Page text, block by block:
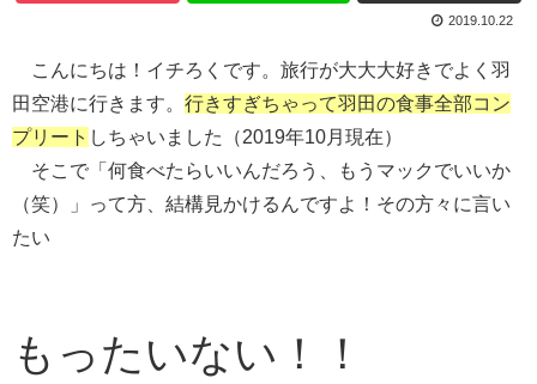
2019.10.22
こんにちは！イチろくです。旅行が大大大好きでよく羽
田空港に行きます。 行きすぎちゃって羽田の食事全部コン
プリート しちゃいました（2019年10月現在）
そこで「何食べたらいいんだろう、もうマックでいいか
（笑）」って方、結構見かけるんですよ！その方々に言い
たい
もったいない！！